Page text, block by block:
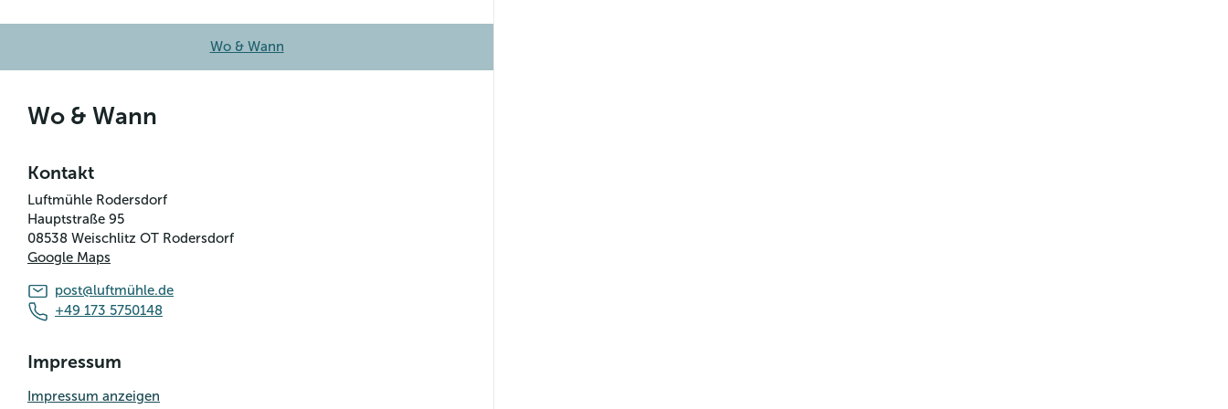
Wo & Wann
Wo & Wann
Kontakt
Luftmühle Rodersdorf
Hauptstraße 95
08538 Weischlitz OT Rodersdorf
Google Maps
post@luftmühle.de
+49 173 5750148
Impressum
Impressum anzeigen